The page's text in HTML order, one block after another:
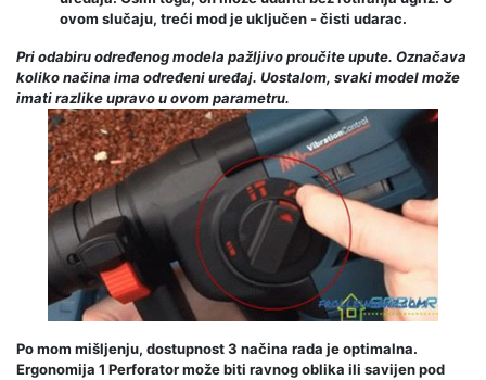
ovom slučaju, treći mod je uključen - čisti udarac.
Pri odabiru određenog modela pažljivo proučite upute. Označava
koliko načina ima određeni uređaj. Uostalom, svaki model može
imati razlike upravo u ovom parametru.
Po mom mišljenju, dostupnost 3 načina rada je optimalna.
Ergonomija 1 Perforator može biti ravnog oblika ili savijen pod